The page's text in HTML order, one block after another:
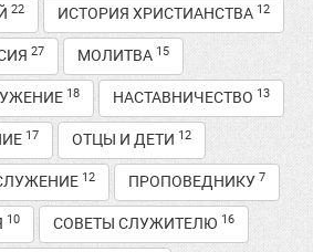
22 ИСТОРИЯ ХРИСТИАНСТВА 12
27 МОЛИТВА 15
18 НАСТАВНИЧЕСТВО 13
17 ОТЦЫ И ДЕТИ 12
12 ПРОПОВЕДНИКУ 7
10 СОВЕТЫ СЛУЖИТЕЛЮ 16